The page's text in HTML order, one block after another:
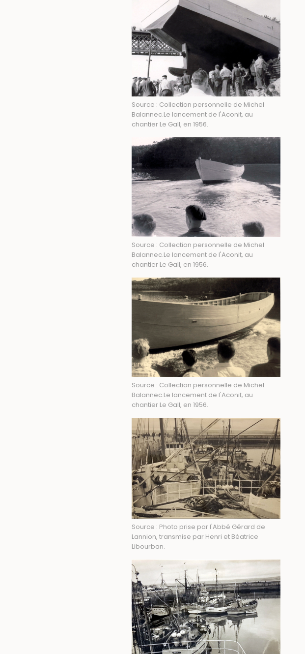
Source : Collection personnelle de Michel
Balannec.Le lancement de l'Aconit, au
chantier Le Gall, en 1956.
Source : Collection personnelle de Michel
Balannec.Le lancement de l'Aconit, au
chantier Le Gall, en 1956.
Source : Collection personnelle de Michel
Balannec.Le lancement de l'Aconit, au
chantier Le Gall, en 1956.
Source : Photo prise par l'Abbé Gérard de
Lannion, transmise par Henri et Béatrice
Libourban.